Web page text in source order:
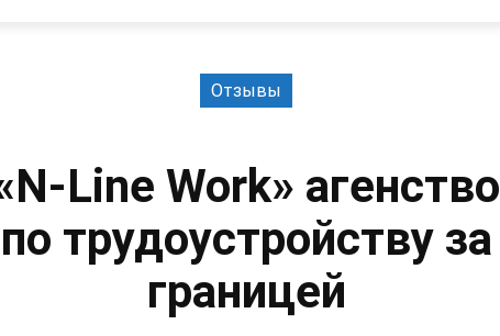
Отзывы
Line Work» агенство
по трудоустройству за
границей